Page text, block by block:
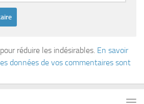
réduire les indésirables. En savoir
données de vos commentaires sont